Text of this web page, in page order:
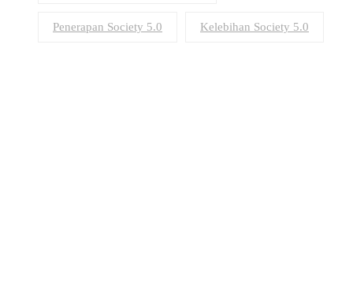
Penerapan Society 5.0 Kelebihan Society 5.0